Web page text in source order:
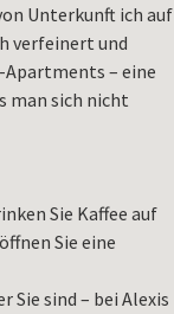
Unterkunft ich auf
verfeinert und
Apartments – eine
man sich nicht
Sie Kaffee auf
Sie eine
sind – bei Alexis